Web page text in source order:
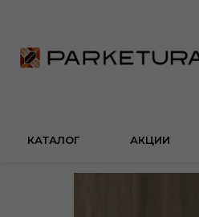
АКЦИИ
КАТАЛОГ